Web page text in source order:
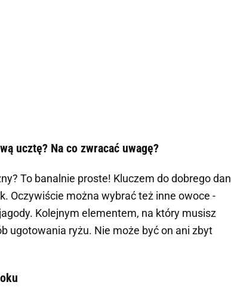
ucztę? Na co zwracać uwagę?
To banalnie proste! Kluczem do dobrego
Oczywiście można wybrać też inne owoce -
Kolejnym elementem, na który musisz
ugotowania ryżu. Nie może być on ani zbyt